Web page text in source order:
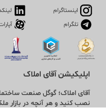
اینستاگرام
تلگرام
اپلیکیشن آقای املاک
آقای املاک؛ گوگل صنعت
نصب کنید و هر آنچه در بازار